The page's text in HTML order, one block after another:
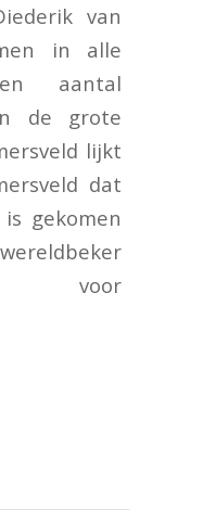
van
in alle
aantal
de grote
lijkt
dat
gekomen
voor